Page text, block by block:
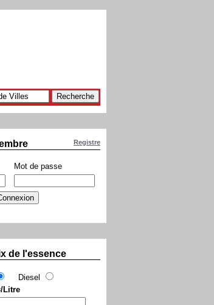
Registre
Mot de passe
de l'essence
Diesel
Litre